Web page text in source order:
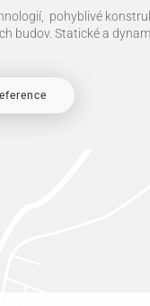
pohyblivé
budov. Statické a